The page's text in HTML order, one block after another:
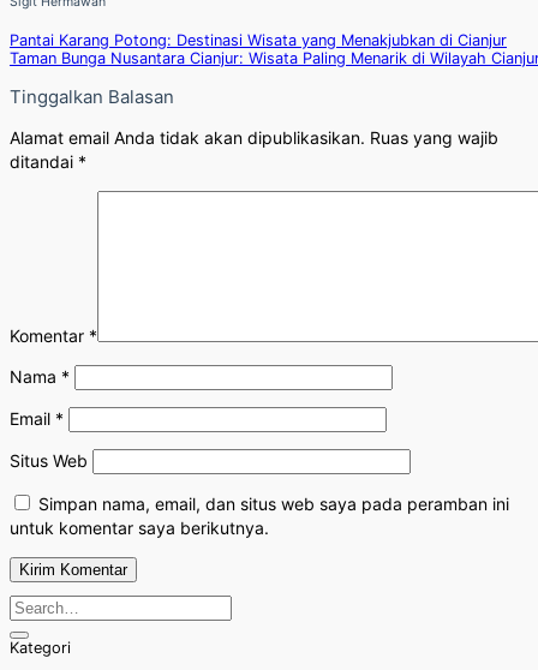
Pantai Karang Potong: Destinasi Wisata yang Menakjubkan di Cianjur
Taman Bunga Nusantara Cianjur: Wisata Paling Menarik di Wilayah
Tinggalkan Balasan
Alamat email Anda tidak akan dipublikasikan. Ruas yang wajib
ditandai *
Komentar *
Nama *
Email *
Situs Web
Simpan nama, email, dan situs web saya pada peramban ini
untuk komentar saya berikutnya.
Kategori